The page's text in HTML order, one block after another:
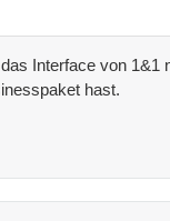
Interface von
hast.